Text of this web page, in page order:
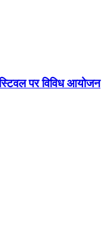
पर विविध आयोजन